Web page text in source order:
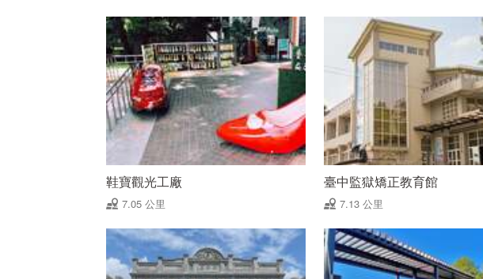
鞋寶觀光工廠
7.05 公里
臺中監獄矯正教育館
7.13 公里